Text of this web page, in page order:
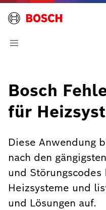
Bosch
für
Diese Anwendung
nach den
und Störungscodes
Heizsysteme und
und Lösungen auf.